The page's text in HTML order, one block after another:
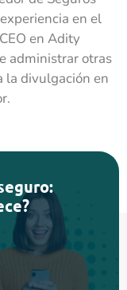
en el
en Adity
administrar otras
la divulgación en